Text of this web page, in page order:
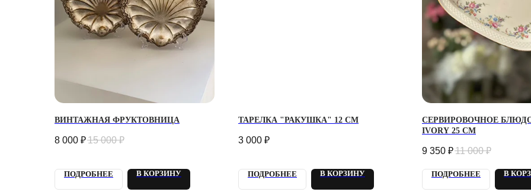
ВИНТАЖНАЯ ФРУКТОВНИЦА
8 000 ₽15 000 ₽
ПОДРОБНЕЕ В КОРЗИНУ
ТАРЕЛКА "РАКУШКА" 12 СМ
3 000 ₽
ПОДРОБНЕЕ В КОРЗИНУ
СЕРВИРОВОЧНОЕ БЛЮДО
IVORY 25 СМ
9 350 ₽11 000 ₽
ПОДРОБНЕЕ В